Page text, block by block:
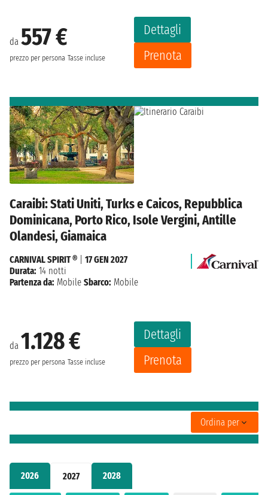
2026 2027 2028
da 557 €
prezzo per persona Tasse incluse
Dettagli
Prenota
Caraibi: Stati Uniti, Turks e Caicos, Repubblica
Dominicana, Porto Rico, Isole Vergini, Antille
Olandesi, Giamaica
da 1.128 €
prezzo per persona Tasse incluse
Dettagli
Prenota
CARNIVAL SPIRIT ®
17 GEN 2027
Durata: 14 notti
Partenza da: Mobile Sbarco: Mobile
Ordina per